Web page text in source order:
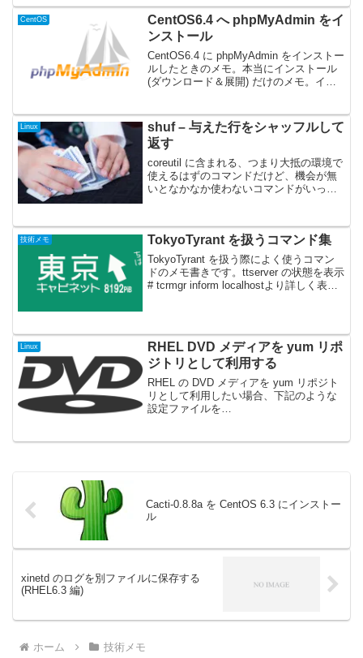
後、./configure ⇒ ma...
CentOS
CentOS6.4 へ phpMyAdmin をイ
ンストール
CentOS6.4 に phpMyAdmin をインストー
ルしたときのメモ。本当にインストール
(ダウンロード＆展開) だけのメモ。イン
6.4・...
Linux
shuf – 与えた行をシャッフルして
返す
coreutil に含まれる、つまり大抵の環境で
使えるはずのコマンドだけど、機会が無
いとなかなか使わないコマンドがいっぱ
きたいと思います。今回は shuf のメモ。
sh...
技術メモ TokyoTyrant を扱うコマンド集
TokyoTyrant を扱う際によく使うコマン
ドのメモ書きです。ttserver の状態を表示
# tcrmgr inform localhostより詳しく表示#
Linux
RHEL DVD メディアを yum リポ
ジトリとして利用する
RHEL の DVD メディアを yum リポジト
リとして利用したい場合、下記のような
設定ファイルを
Cacti-0.8.8a を CentOS 6.3 にインストー
ル
xinetd のログを別ファイルに保存する
(RHEL6.3 編)
ホーム 技術メモ